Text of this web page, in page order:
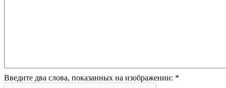
Введите два слова, показанных на изображении: *